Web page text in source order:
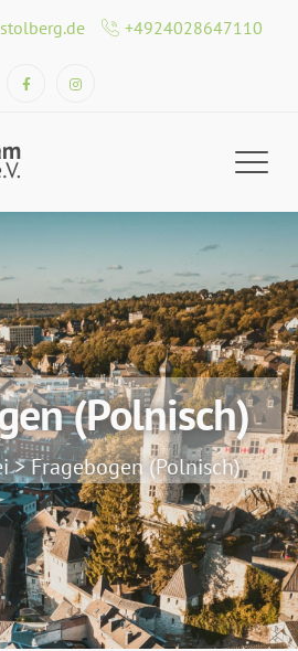
+4924028647110
(Polnisch)
>Fragebogen (Polnisch)